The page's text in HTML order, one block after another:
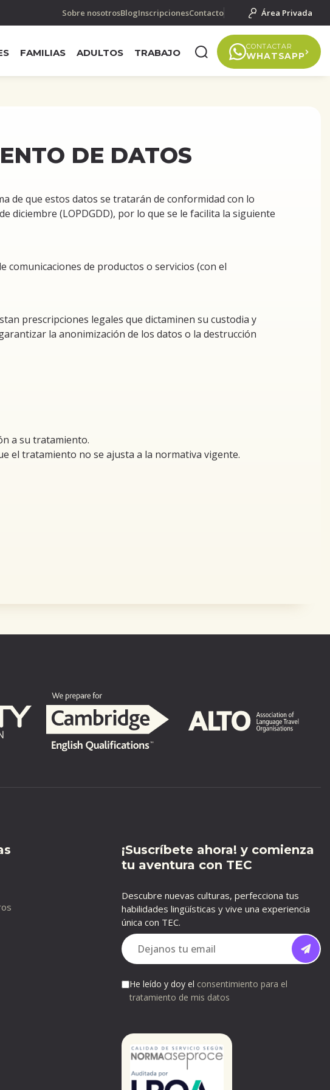
Sobre nosotrosBlogInscripcionesContacto Área Privada
FAMILIAS ADULTOS TRABAJO
CONTACTAR
WHATSAPP
DE DATOS
de que estos datos se tratarán de conformidad con lo
diciembre (LOPDGDD), por lo que se le facilita la siguiente
comunicaciones de productos o servicios (con el
prescripciones legales que dictaminen su custodia y
la anonimización de los datos o la destrucción
a su tratamiento.
el tratamiento no se ajusta a la normativa vigente.
¡Suscríbete ahora! y comienza
tu aventura con TEC
Descubre nuevas culturas, perfecciona tus
habilidades lingüísticas y vive una experiencia
única con TEC.
He leído y doy el consentimiento para el
tratamiento de mis datos